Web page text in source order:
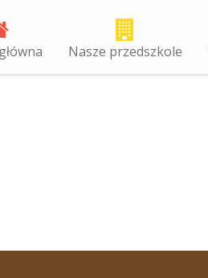
Nasze przedszkole